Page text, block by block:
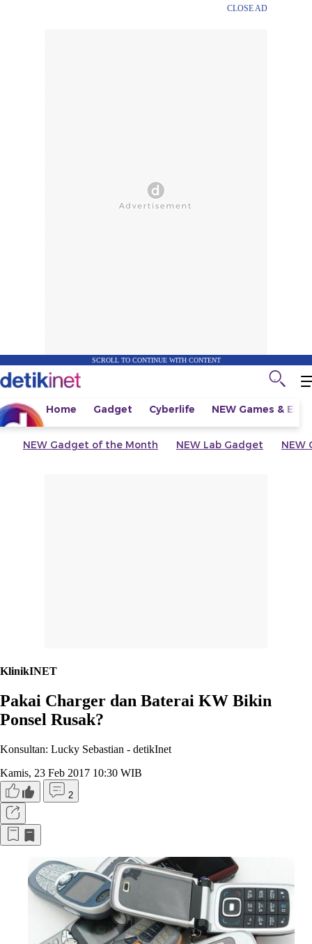
CLOSE AD
SCROLL TO CONTINUE WITH CONTENT
Home Gadget Cyberlife NEW Games &
NEW Gadget of the Month NEW Lab Gadget NEW
KlinikINET
Pakai Charger dan Baterai KW Bikin
Ponsel Rusak?
Konsultan: Lucky Sebastian - detikInet
Kamis, 23 Feb 2017 10:30 WIB
2